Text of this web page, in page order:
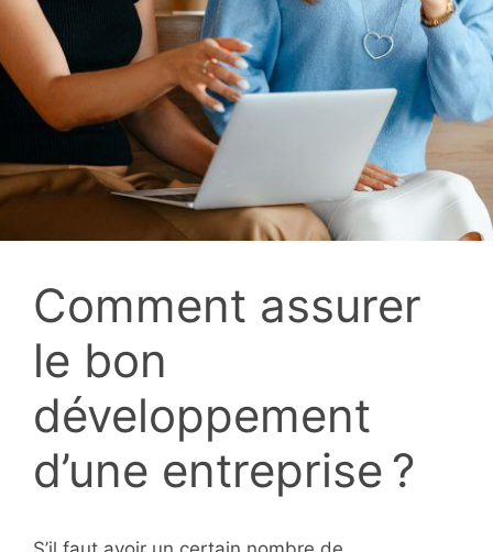
Comment assurer
le bon
développement
d’une entreprise ?